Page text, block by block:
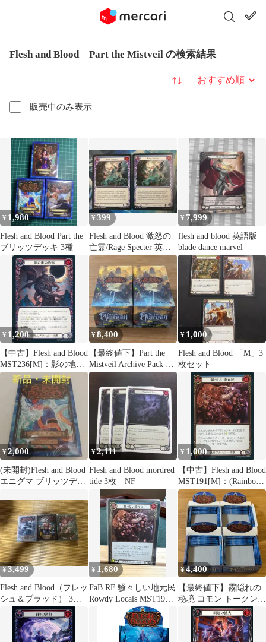
Flesh and Blood Part the Mistveil の検索結果
販売中のみ表示
並び替え
¥ 1,980
Flesh and Blood Part the
ブリッツデッキ 3種
¥399
Flesh and Blood 激怒の
亡霊/Rage Specter 英語
版2枚
¥ 7,999
flesh and blood 英語版
blade dance marvel
¥ 1,200
【中古】Flesh and Blood
MST236[M]：影の地の
恐怖/Shadowrealm
Horror
¥8,400
【最終値下】Part the
Mistveil Archive Pack 2
個
¥ 1,000
Flesh and Blood 「M」3
枚セット
¥2,000
(未開封)Flesh and Blood
エニグマ ブリッツデッ
¥2,111
Flesh and Blood mordred
tide 3枚 NF
¥ 1,000
【中古】Flesh and Blood
MST191[M]：(Rainbow
Foil)騒々しい地元
民/Rowdy Locals
¥3,499
Flesh and Blood（フレッ
シュ＆ブラッド） 3デ
ッキ
¥ 1,680
FaB RF 騒々しい地元民
Rowdy Locals MST191
¥4,400
【最終値下】霧隠れの
秘境 コモン トークン
セット